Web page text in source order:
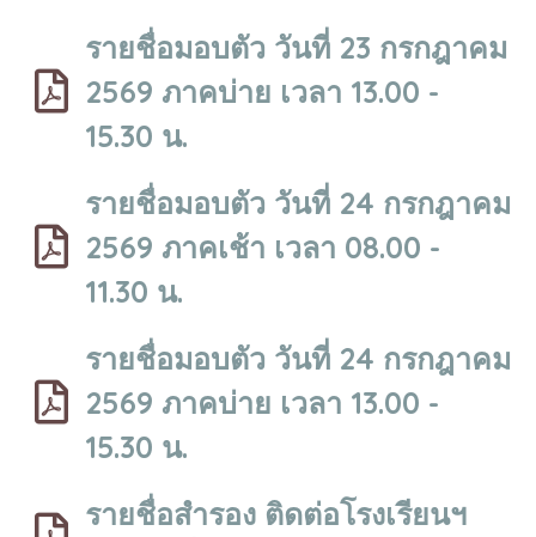
รายชื่อมอบตัว วันที่ 23 กรกฎาคม
2569 ภาคบ่าย เวลา 13.00 -
15.30 น.
รายชื่อมอบตัว วันที่ 24 กรกฎาคม
2569 ภาคเช้า เวลา 08.00 -
11.30 น.
รายชื่อมอบตัว วันที่ 24 กรกฎาคม
2569 ภาคบ่าย เวลา 13.00 -
15.30 น.
รายชื่อสำรอง ติดต่อโรงเรียนฯ